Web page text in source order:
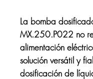
La bomba
MX.250.P022 no
alimentación
solución versátil y
dosificación de